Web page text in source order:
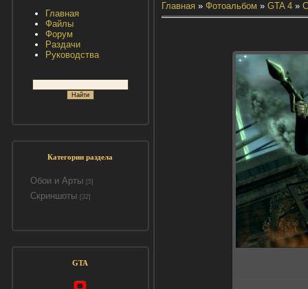
Главная
Файлы
Форум
Раздачи
Руководства
Категории раздела
Обои и Арты [5]
Скриншоты [32]
GTA
Главная» Фотоальбом » GTA 4»